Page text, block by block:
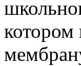
котором